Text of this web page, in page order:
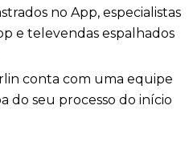
no App, especialistas
e televendas espalhados
conta com uma equipe
do seu processo do início